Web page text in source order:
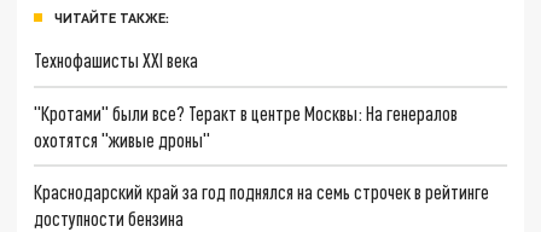
ЧИТАЙТЕ ТАКЖЕ:
Технофашисты XXI века
"Кротами" были все? Теракт в центре Москвы: На генералов
охотятся "живые дроны"
Краснодарский край за год поднялся на семь строчек в рейтинге
доступности бензина